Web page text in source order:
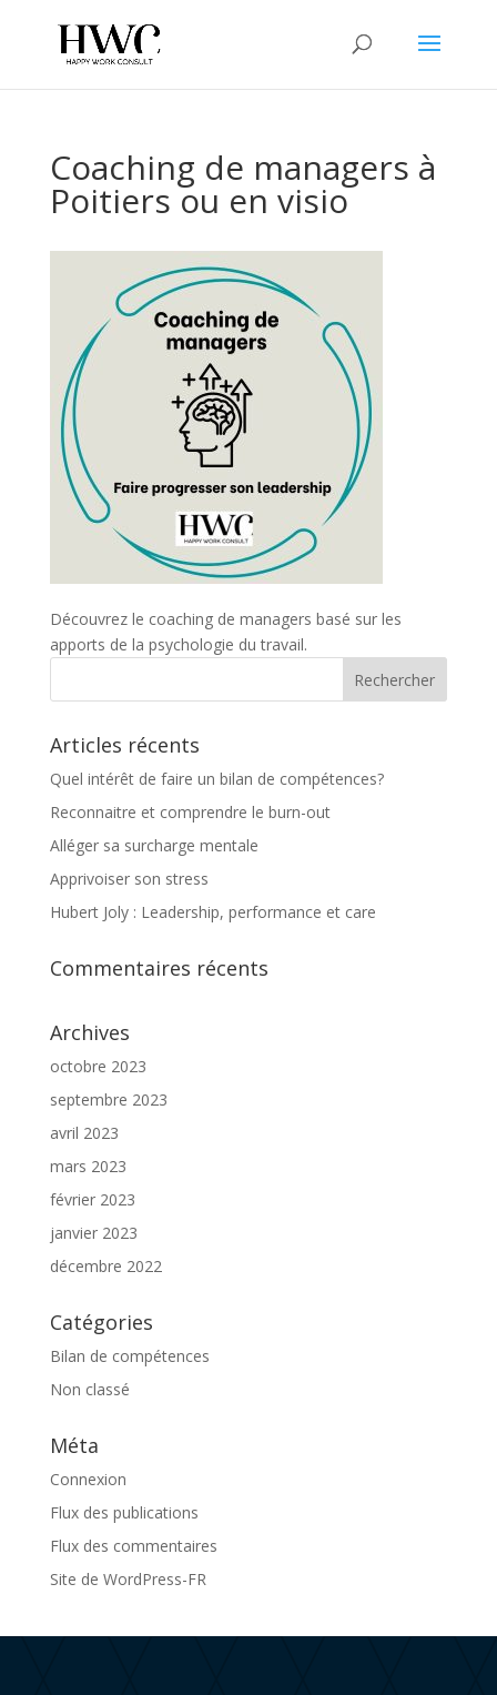
Coaching de managers à
Poitiers ou en visio
Découvrez le coaching de managers basé sur les
apports de la psychologie du travail.
Articles récents
Quel intérêt de faire un bilan de compétences?
Reconnaitre et comprendre le burn-out
Alléger sa surcharge mentale
Apprivoiser son stress
Hubert Joly : Leadership, performance et care
Commentaires récents
Archives
octobre 2023
septembre 2023
avril 2023
mars 2023
février 2023
janvier 2023
décembre 2022
Catégories
Bilan de compétences
Non classé
Méta
Connexion
Flux des publications
Flux des commentaires
Site de WordPress-FR